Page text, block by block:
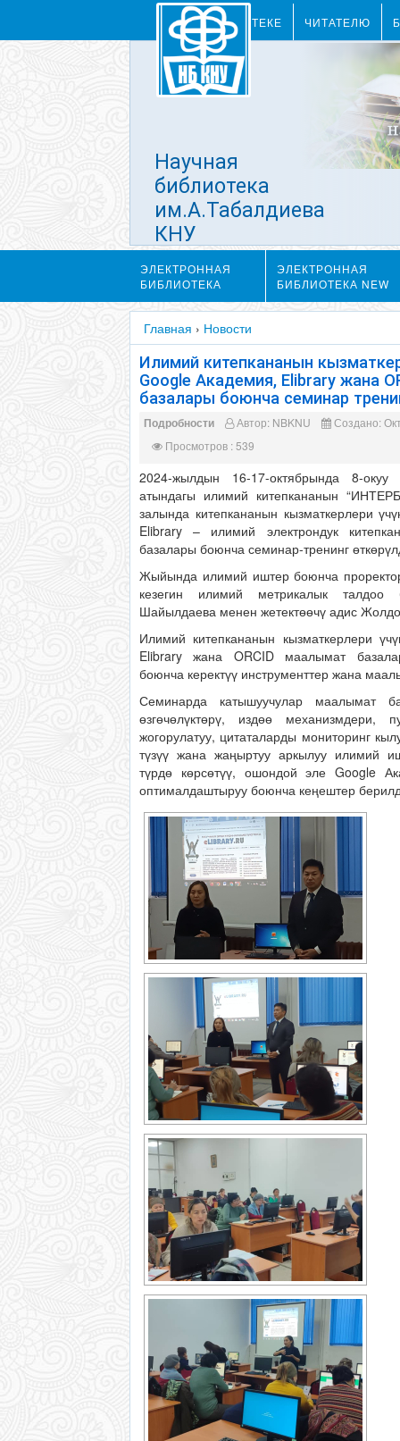
О БИБЛИОТЕКЕ ЧИТАТЕЛЮ
Научная
библиотека
им.А.Табалдиева
КНУ
ЭЛЕКТРОННАЯ
БИБЛИОТЕКА
ЭЛЕКТРОННАЯ
БИБЛИОТЕКА NEW
Главная › Новости
Илимий китепкананын
Google Академия, Elibrary жана
базалары боюнча семинар
Подробности Автор: NBKNU
Создано:
Просмотров : 539
2024-жылдын 16-17-октябрында 8-
атындагы илимий китепкананын
залында китепкананын кызматкерлери
Elibrary – илимий электрондук
базалары боюнча семинар-тренинг
Жыйында илимий иштер боюнча
кезегин илимий метрикалык
Шайылдаева менен жетектөөчү адис
Илимий китепкананын кызматкерлери
Elibrary жана ORCID маалымат
боюнча керектүү инструменттер жана
Семинарда катышуучулар маалымат
өзгөчөлүктөрү, издөө механизмдери,
жогорулатуу, цитаталарды мониторинг
түзүү жана жаңыртуу аркылуу илимий
түрдө көрсөтүү, ошондой эле Google
оптималдаштыруу боюнча кеңештер